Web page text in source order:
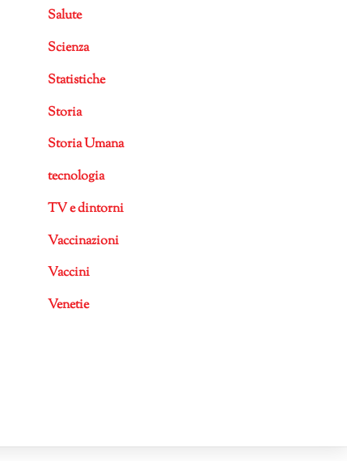
Salute
Scienza
Statistiche
Storia
Storia Umana
tecnologia
TV e dintorni
Vaccinazioni
Vaccini
Venetie